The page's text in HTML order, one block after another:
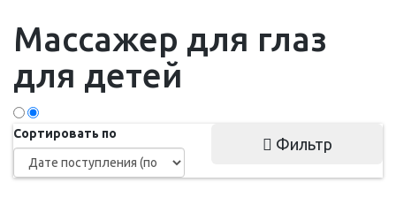
Массажер для глаз
для детей
Сортировать по
Фильтр